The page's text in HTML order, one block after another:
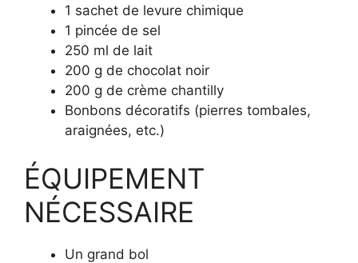
1 sachet de levure chimique
1 pincée de sel
250 ml de lait
200 g de chocolat noir
200 g de crème chantilly
Bonbons décoratifs (pierres tombales,
araignées, etc.)
ÉQUIPEMENT
NÉCESSAIRE
Un grand bol